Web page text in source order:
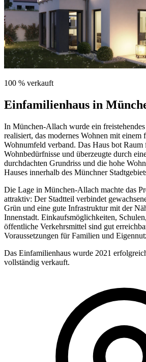
100 % verkauft
Einfamilienhaus in
In München-Allach wurde ein
realisiert, das modernes Wohnen mit einem
Wohnumfeld verband. Das Haus bot
Wohnbedürfnisse und überzeugte durch
durchdachten Grundriss und die hohe
Hauses innerhalb des Münchner
Die Lage in München-Allach machte das
attraktiv: Der Stadtteil verbindet
Grün und eine gute Infrastruktur mit der
Innenstadt. Einkaufsmöglichkeiten,
öffentliche Verkehrsmittel sind gut
Voraussetzungen für Familien und
Das Einfamilienhaus wurde 2021
vollständig verkauft.